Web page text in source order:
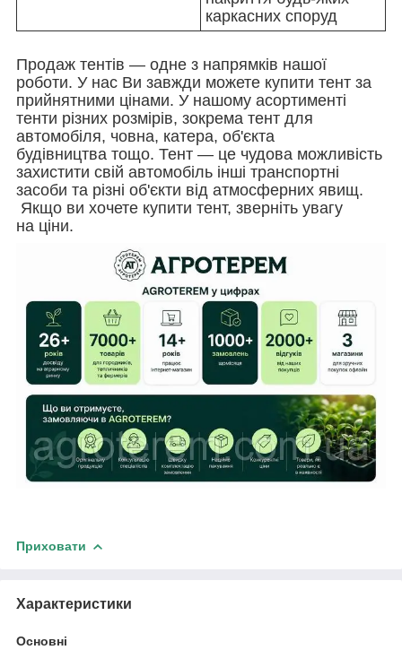
каркасних споруд
Продаж тентів — одне з напрямків нашої
роботи. У нас Ви завжди можете купити тент за
прийнятними цінами. У нашому асортименті
тенти різних розмірів, зокрема тент для
автомобіля, човна, катера, об'єкта
будівництва тощо. Тент — це чудова можливість
захистити свій автомобіль інші транспортні
засоби та різні об'єкти від атмосферних явищ.
Якщо ви хочете купити тент, зверніть увагу
на ціни.
Приховати
Характеристики
Основні